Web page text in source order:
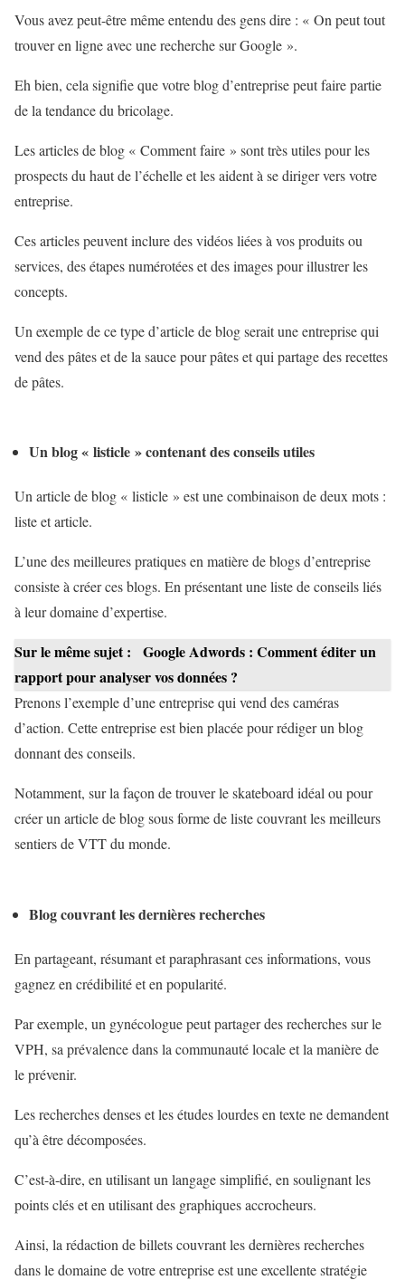
Vous avez peut-être même entendu des gens dire : « On peut tout
trouver en ligne avec une recherche sur Google ».
Eh bien, cela signifie que votre blog d’entreprise peut faire partie
de la tendance du bricolage.
Les articles de blog « Comment faire » sont très utiles pour les
prospects du haut de l’échelle et les aident à se diriger vers votre
entreprise.
Ces articles peuvent inclure des vidéos liées à vos produits ou
services, des étapes numérotées et des images pour illustrer les
concepts.
Un exemple de ce type d’article de blog serait une entreprise qui
vend des pâtes et de la sauce pour pâtes et qui partage des recettes
de pâtes.
Un blog « listicle » contenant des conseils utiles
Un article de blog « listicle » est une combinaison de deux mots :
liste et article.
L’une des meilleures pratiques en matière de blogs d’entreprise
consiste à créer ces blogs. En présentant une liste de conseils liés
à leur domaine d’expertise.
Sur le même sujet :
Google Adwords : Comment éditer un
rapport pour analyser vos données ?
Prenons l’exemple d’une entreprise qui vend des caméras
d’action. Cette entreprise est bien placée pour rédiger un blog
donnant des conseils.
Notamment, sur la façon de trouver le skateboard idéal ou pour
créer un article de blog sous forme de liste couvrant les meilleurs
sentiers de VTT du monde.
Blog couvrant les dernières recherches
En partageant, résumant et paraphrasant ces informations, vous
gagnez en crédibilité et en popularité.
Par exemple, un gynécologue peut partager des recherches sur le
VPH, sa prévalence dans la communauté locale et la manière de
le prévenir.
Les recherches denses et les études lourdes en texte ne demandent
qu’à être décomposées.
C’est-à-dire, en utilisant un langage simplifié, en soulignant les
points clés et en utilisant des graphiques accrocheurs.
Ainsi, la rédaction de billets couvrant les dernières recherches
dans le domaine de votre entreprise est une excellente stratégie